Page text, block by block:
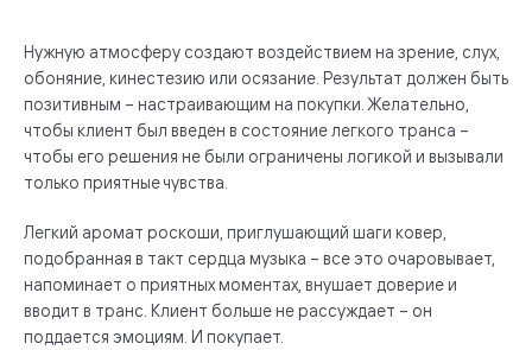
Нужную атмосферу создают воздействием на зрение, слух,
обоняние, кинестезию или осязание. Результат должен быть
позитивным – настраивающим на покупки. Желательно,
чтобы клиент был введен в состояние легкого транса –
чтобы его решения не были ограничены логикой и вызывали
только приятные чувства.
Легкий аромат роскоши, приглушающий шаги ковер,
подобранная в такт сердца музыка – все это очаровывает,
напоминает о приятных моментах, внушает доверие и
вводит в транс. Клиент больше не рассуждает – он
поддается эмоциям. И покупает.